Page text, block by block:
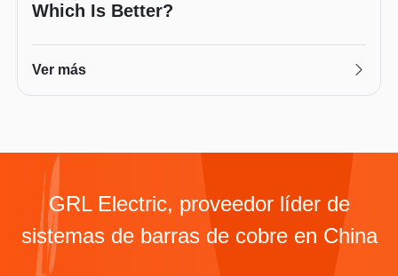
Which Is Better?
Ver más
GRL Electric, proveedor líder de
sistemas de barras de cobre en China